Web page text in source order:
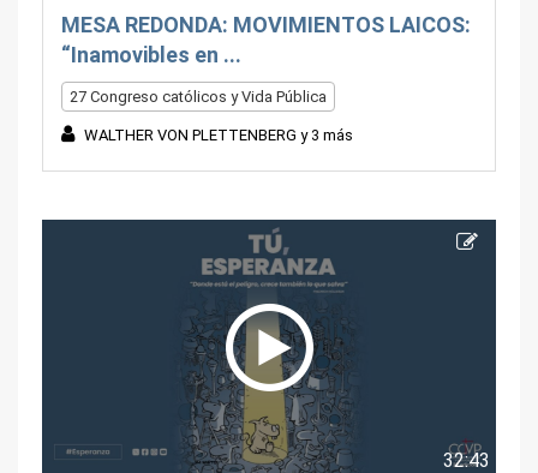
MESA REDONDA: MOVIMIENTOS LAICOS:
“Inamovibles en ...
27 Congreso católicos y Vida Pública
WALTHER VON PLETTENBERG y 3 más
32:43